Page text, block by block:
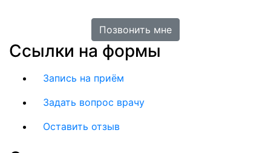
Позвонить мне
Ссылки на формы
Запись на приём
Задать вопрос врачу
Оставить отзыв